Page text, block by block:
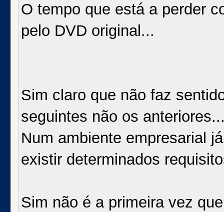
O tempo que está a perder
pelo DVD original...
Sim claro que não faz
seguintes não os
Num ambiente empresarial
existir determinados
Sim não é a primeira vez